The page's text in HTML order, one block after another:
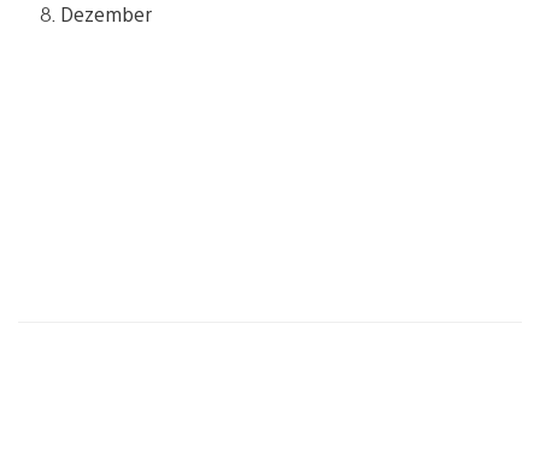
8. Dezember